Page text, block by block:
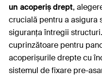
un acoperiș drept,
crucială pentru a asigura
siguranța întregii
cuprinzătoare pentru
acoperișurile drepte cu
sistemul de fixare pre-